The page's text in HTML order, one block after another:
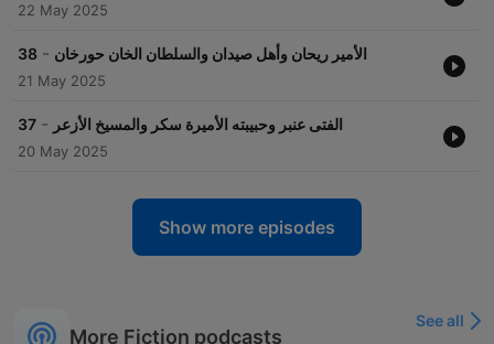
22 May 2025
38 - الأمير ريحان وأهل صيدان والسلطان الخان حورخان
21 May 2025
37 - الفتى عنبر وحبيبته الأميرة سكر والمسيخ الأزعر
20 May 2025
Show more episodes
More Fiction podcasts
See all